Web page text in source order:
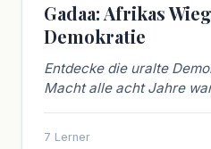
Gadaa: Afrikas
Demokratie
Entdecke die uralte
Macht alle acht Jahre
7 Lerner